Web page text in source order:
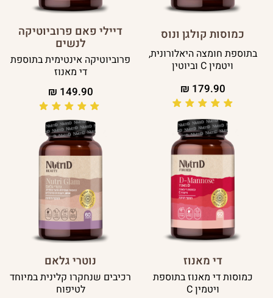
כמוסות קולגן ונוס
בתוספת חומצה היאלורונית,
ויטמין C וביוטין
179.90
₪
דיילי פאם פרוביוטיקה
לנשים
פרוביוטיקה אינטימית בתוספת
די מאנוז
149.90
₪
די מאנוז
כמוסות די מאנוז בתוספת
ויטמין C
נוטרי גלאם
רכיבים שנחקרו קלינית במיוחד
לטיפוח